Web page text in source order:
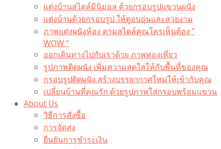
แต่งบ้านสไตล์มินิมอล ด้วยกรอบรูปแขวนผนัง
แต่งบ้านด้วยกรอบรูป ให้ดูอบอุ่นและสวยงาม
ภาพแต่งผนังห้อง ตามสไตล์คุณใครเห็นต้อง ”
WOW “
ออกเดินทางไปกับเราด้วย ภาพท่องเที่ยว
รูปภาพติดผนัง เพิ่มความสดใสให้กับพื้นที่ของคุณ
กรอบรูปติดผนัง สร้างบรรยากาศใหม่ให้เข้ากับคุณ
เปลี่ยนบ้านที่คุณรัก ด้วยรูปภาพใส่กรอบพร้อมแขวน​
About Us
วิธีการสั่งซื้อ
การจัดส่ง
ยืนยันการชำระเงิน